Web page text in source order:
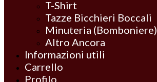
T-Shirt
Tazze Bicchieri Boccali
Minuteria (Bomboniere)
Altro Ancora
Informazioni utili
Carrello
Profilo